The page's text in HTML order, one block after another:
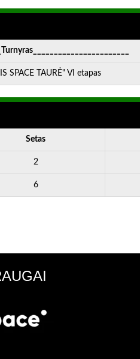
SPACE TAURĖ" VI etapas
Setas
2
6